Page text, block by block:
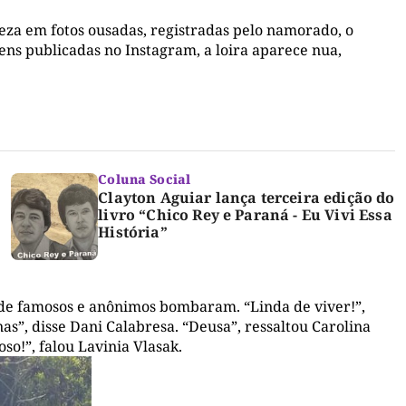
em fotos ousadas, registradas pelo namorado, o
publicadas no Instagram, a loira aparece nua,
Coluna Social
Clayton Aguiar lança terceira edição do
livro “Chico Rey e Paraná - Eu Vivi Essa
História”
famosos e anônimos bombaram. “Linda de viver!”,
disse Dani Calabresa. “Deusa”, ressaltou Carolina
falou Lavinia Vlasak.